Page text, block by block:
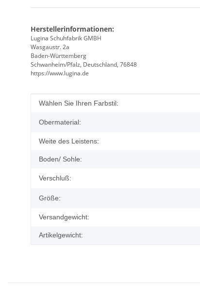
Herstellerinformationen:
Lugina Schuhfabrik GMBH
Wasgaustr. 2a
Baden-Württemberg
Schwanheim/Pfalz, Deutschland, 76848
https://www.lugina.de
Produkteigenschaft
Wert
Wählen Sie Ihren Farbstil:
Obermaterial:
Weite des Leistens:
Boden/ Sohle:
Verschluß:
Größe:
Versandgewicht:
Artikelgewicht: